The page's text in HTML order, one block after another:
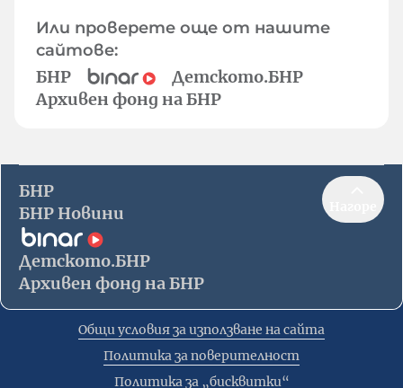
Или проверете още от нашите
сайтове:
БНР
Детското.БНР
Архивен фонд на БНР
БНР
БНР Новини
Детското.БНР
Архивен фонд на БНР
Общи условия за използване на сайта
Политика за поверителност
Политика за „бисквитки“